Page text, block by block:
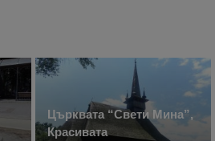
Църквата “Свети Мина”,
Красивата